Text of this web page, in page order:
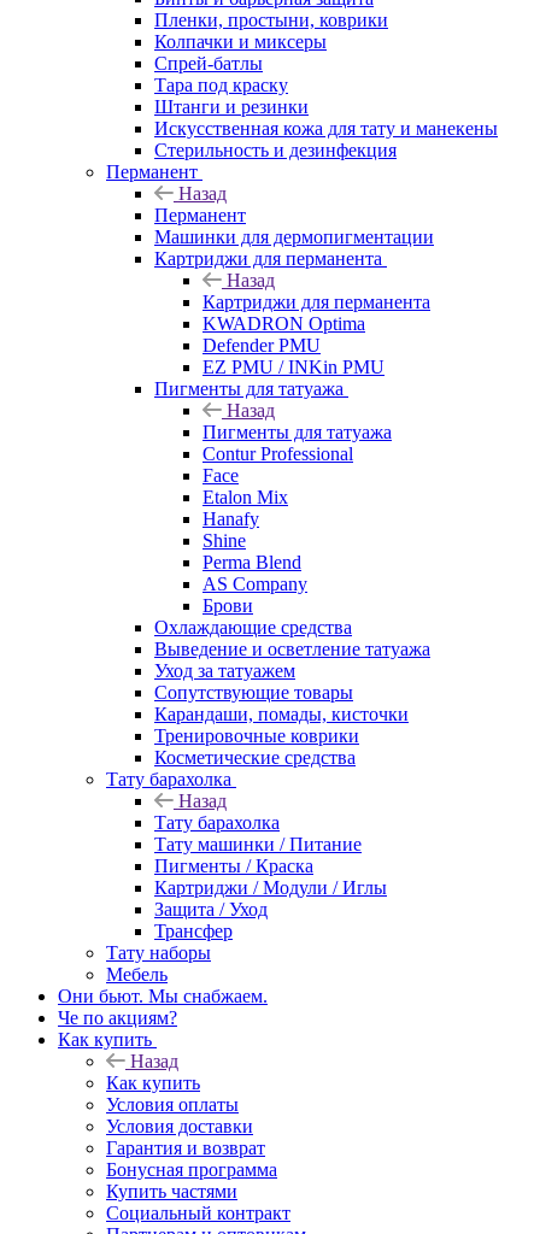
Пленки, простыни, коврики
Колпачки и миксеры
Спрей-батлы
Тара под краску
Штанги и резинки
Искусственная кожа для тату и манекены
Стерильность и дезинфекция
Перманент
Назад
Перманент
Машинки для дермопигментации
Картриджи для перманента
Назад
Картриджи для перманента
KWADRON Optima
Defender PMU
EZ PMU / INKin PMU
Пигменты для татуажа
Назад
Пигменты для татуажа
Contur Professional
Face
Etalon Mix
Hanafy
Shine
Perma Blend
AS Company
Брови
Охлаждающие средства
Выведение и осветление татуажа
Уход за татуажем
Сопутствующие товары
Карандаши, помады, кисточки
Тренировочные коврики
Косметические средства
Тату барахолка
Назад
Тату барахолка
Тату машинки / Питание
Пигменты / Краска
Картриджи / Модули / Иглы
Защита / Уход
Трансфер
Тату наборы
Мебель
Они бьют. Мы снабжаем.
Че по акциям?
Как купить
Назад
Как купить
Условия оплаты
Условия доставки
Гарантия и возврат
Бонусная программа
Купить частями
Социальный контракт